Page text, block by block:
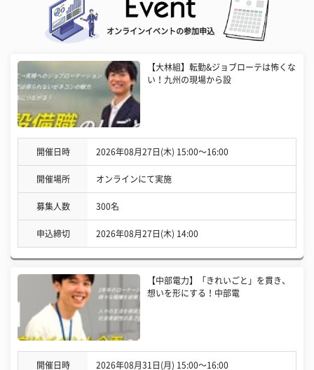
オンラインイベントの参加申込
【大林組】転勤&ジョブローテは怖くな
い！九州の現場から設
開催日時 2026年08月27日(木) 15:00〜16:00
開催場所 オンラインにて実施
募集人数 300名
申込締切 2026年08月27日(木) 14:00
【中部電力】「きれいごと」を貫き、
想いを形にする！中部電
開催日時 2026年08月31日(月) 15:00〜16:00